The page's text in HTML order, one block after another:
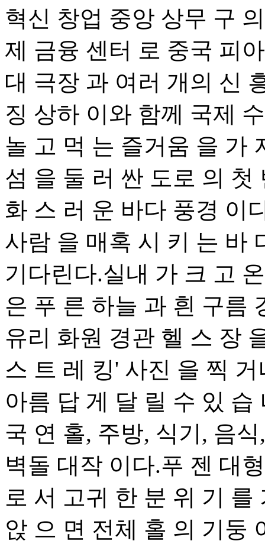
혁신 창업 중앙 상무 구
제 금융 센터 로 중국 피
대 극장 과 여러 개의 신
징 상하 이와 함께 국제
놀 고 먹 는 즐거움 을 가
섬 을 둘 러 싼 도로 의 첫
화 스 러 운 바다 풍경 이
사람 을 매혹 시 키 는 바
기다린다.실내 가 크 고
은 푸 른 하늘 과 흰 구름
유리 화원 경관 헬 스 장
스 트 레 킹' 사진 을 찍
아름 답 게 달 릴 수 있 습
국 연 홀, 주방, 식기, 음
벽돌 대작 이다.푸 젠 대
로 서 고귀 한 분 위 기
앉 으 면 전체 홀 의 기둥